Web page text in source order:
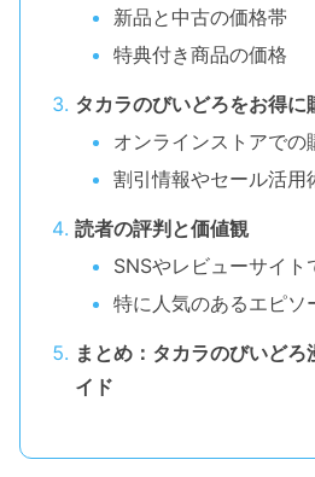
新品と中古の価格帯
特典付き商品の価格
タカラのびいどろをお得に
オンラインストアでの
割引情報やセール活用
読者の評判と価値観
SNSやレビューサイト
特に人気のあるエピソ
まとめ：タカラのびいど
イド